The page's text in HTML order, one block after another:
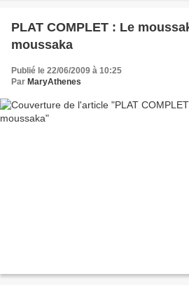
PLAT COMPLET : Le
moussaka
Publié le 22/06/2009 à 10:25
Par MaryAthenes